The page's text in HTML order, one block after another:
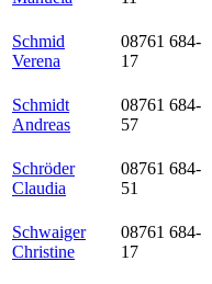
Schmid
Verena
08761 684-
17
Schmidt
Andreas
08761 684-
57
Schröder
Claudia
08761 684-
51
Schwaiger
Christine
08761 684-
17